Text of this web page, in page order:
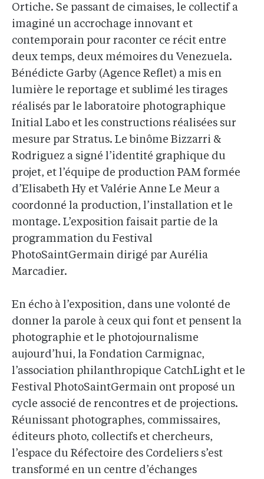
Ortiche. Se passant de cimaises, le collectif a
imaginé un accrochage innovant et
contemporain pour raconter ce récit entre
deux temps, deux mémoires du Venezuela.
Bénédicte Garby (Agence Reflet) a mis en
lumière le reportage et sublimé les tirages
réalisés par le laboratoire photographique
Initial Labo et les constructions réalisées sur
mesure par Stratus. Le binôme Bizzarri &
Rodriguez a signé l’identité graphique du
projet, et l’équipe de production PAM formée
d’Elisabeth Hy et Valérie Anne Le Meur a
coordonné la production, l’installation et le
montage. L’exposition faisait partie de la
programmation du Festival
PhotoSaintGermain dirigé par Aurélia
Marcadier.
En écho à l’exposition, dans une volonté de
donner la parole à ceux qui font et pensent la
photographie et le photojournalisme
aujourd’hui, la Fondation Carmignac,
l’association philanthropique CatchLight et le
Festival PhotoSaintGermain ont proposé un
cycle associé de rencontres et de projections.
Réunissant photographes, commissaires,
éditeurs photo, collectifs et chercheurs,
l’espace du Réfectoire des Cordeliers s’est
transformé en un centre d’échanges